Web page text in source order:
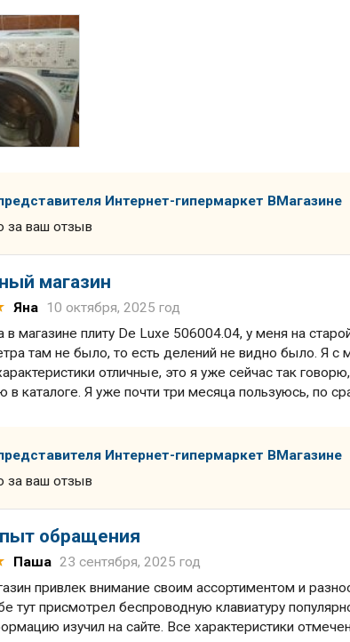
Интернет-гипермаркет ВМагазине
за ваш отзыв
магазин
Яна
10 октября, 2025 год
в магазине плиту De Luxe 506004.04, у меня на
там не было, то есть делений не видно было. Я с
отличные, это я уже сейчас так
в каталоге. Я уже почти три месяца пользуюсь, по
Интернет-гипермаркет ВМагазине
за ваш отзыв
обращения
Паша 23 сентября, 2025 год
привлек внимание своим ассортиментом и
тут присмотрел беспроводную клавиатуру
изучил на сайте. Все характеристики